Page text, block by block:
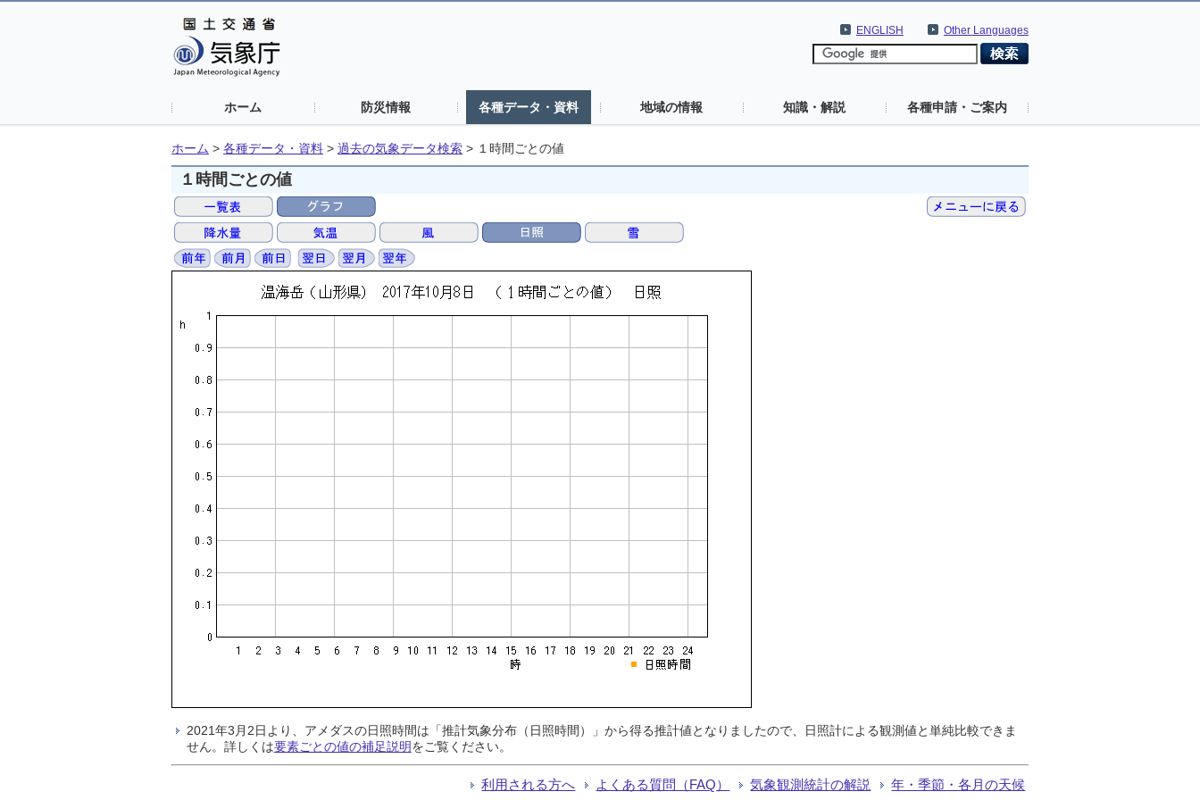
Other Languages
ENGLISH
ホーム 防災情報 各種データ・資料 地域の情報 知識・解説 各種申請・ご案内
ホーム > 各種データ・資料 > 過去の気象データ検索 > １時間ごとの値
１時間ごとの値
2021年3月2日より、アメダスの日照時間は「推計気象分布（日照時間）」から得る推計値となりましたので、日照計による観測値と単純比較できま
せん。詳しくは要素ごとの値の補足説明をご覧ください。
利用される方へ よくある質問（FAQ） 気象観測統計の解説 年・季節・各月の天候